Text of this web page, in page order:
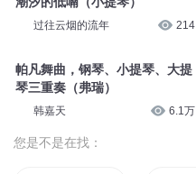
过往云烟的流年 214
帕凡舞曲，钢琴、小提琴、大提
琴三重奏（弗瑞）
韩嘉天 6.1万
您是不是在找：